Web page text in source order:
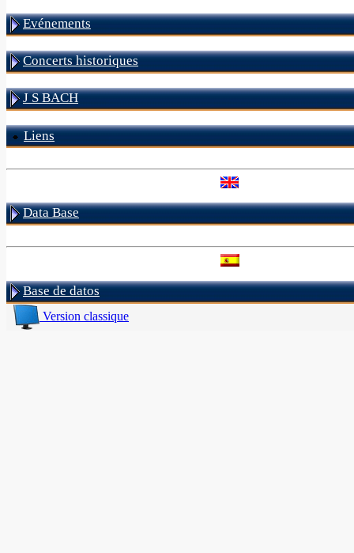
Evénements
Concerts historiques
J S BACH
Liens
Data Base
Base de datos
Version classique